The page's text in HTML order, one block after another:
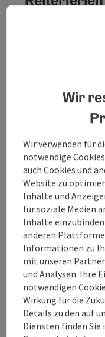
Franking
Angebot
Zeitraum
01.01.2026 - 01.01.2027
Wir
Wir verwenden für
notwendige
auch Cookies und
Website zu
Inhalte und
für soziale Medien
Inhalte
anderen
Informationen zu
mit unseren
und Analysen. Ihre
notwendigen
Wirkung für die
Details zu den auf
Diensten finden Sie